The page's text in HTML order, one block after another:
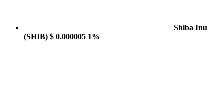
Shiba Inu
(SHIB) $ 0.000005 1%